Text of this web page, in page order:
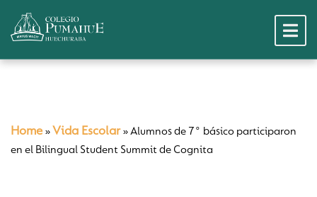
Home » Vida Escolar»Alumnos de 7° básico participaron
en el Bilingual Student Summit de Cognita